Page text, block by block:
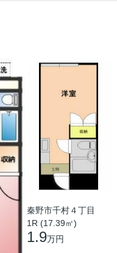
秦野市千村４丁目
1R (17.39㎡)
1.9万円